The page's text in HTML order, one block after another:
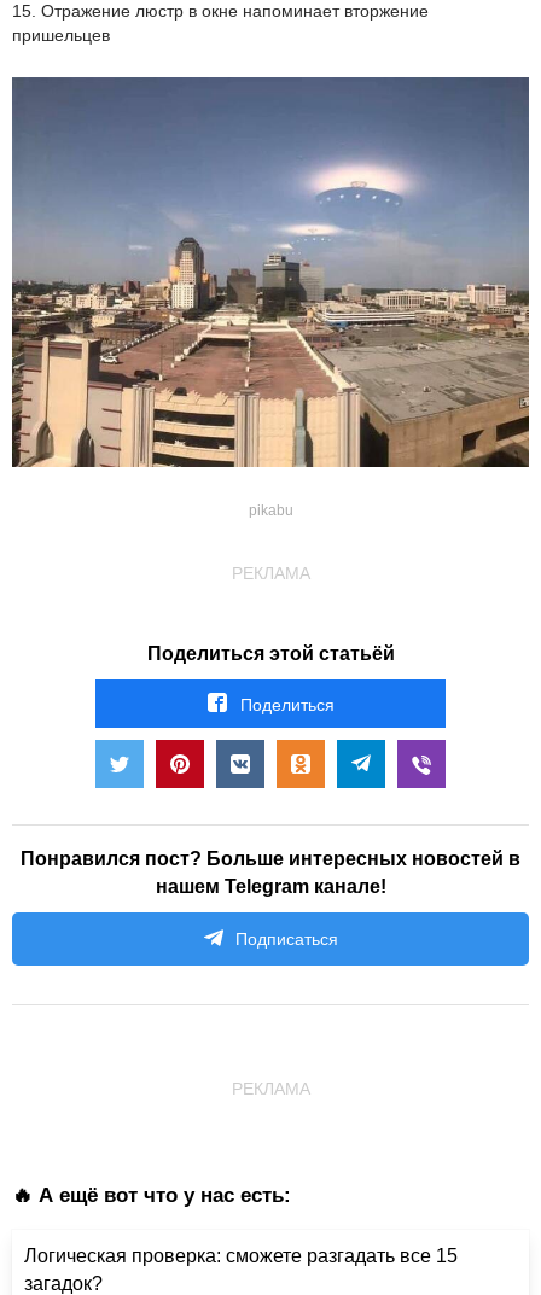
15. Отражение люстр в окне напоминает вторжение
пришельцев⁠⁠
pikabu
РЕКЛАМА
Поделиться этой статьёй
Поделиться
Понравился пост? Больше интересных новостей в
нашем Telegram канале!
Подписаться
РЕКЛАМА
🔥 А ещё вот что у нас есть:
Логическая проверка: сможете разгадать все 15
загадок?